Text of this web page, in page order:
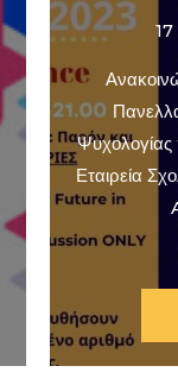
17
Ψυχολογίας
Εταιρεία